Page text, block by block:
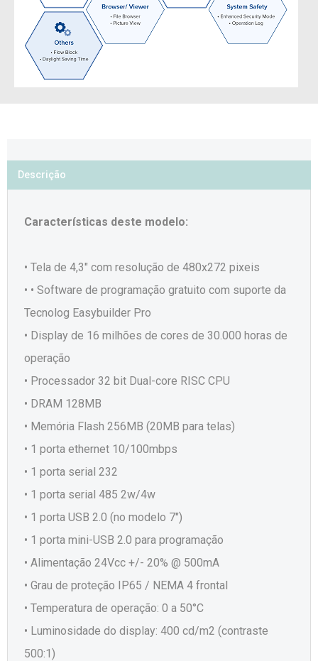
Descrição
Características deste modelo:
• Tela de 4,3" com resolução de 480x272 pixeis
• • Software de programação gratuito com suporte da
Tecnolog Easybuilder Pro
• Display de 16 milhões de cores de 30.000 horas de
operação
• Processador 32 bit Dual-core RISC CPU
• DRAM 128MB
• Memória Flash 256MB (20MB para telas)
• 1 porta ethernet 10/100mbps
• 1 porta serial 232
• 1 porta serial 485 2w/4w
• 1 porta USB 2.0 (no modelo 7")
• 1 porta mini-USB 2.0 para programação
• Alimentação 24Vcc +/- 20% @ 500mA
• Grau de proteção IP65 / NEMA 4 frontal
• Temperatura de operação: 0 a 50°C
• Luminosidade do display: 400 cd/m2 (contraste
500:1)